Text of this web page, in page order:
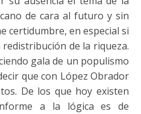
de cara al futuro y sin
certidumbre, en especial si
de la riqueza.
gala de un populismo
que con López Obrador
De los que hoy existen
a la lógica es de